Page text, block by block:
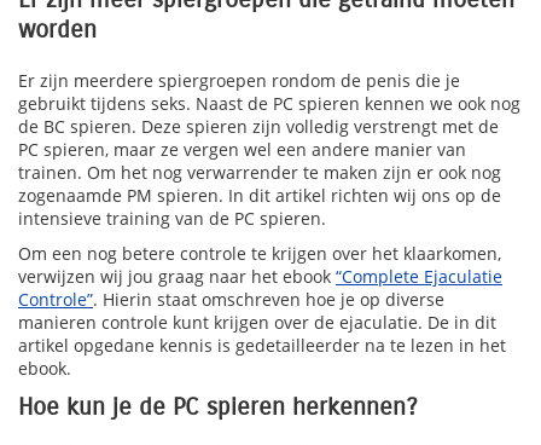
worden
Er zijn meerdere spiergroepen rondom de penis die je
gebruikt tijdens seks. Naast de PC spieren kennen we ook nog
de BC spieren. Deze spieren zijn volledig verstrengt met de
PC spieren, maar ze vergen wel een andere manier van
trainen. Om het nog verwarrender te maken zijn er ook nog
zogenaamde PM spieren. In dit artikel richten wij ons op de
intensieve training van de PC spieren.
Om een nog betere controle te krijgen over het klaarkomen,
verwijzen wij jou graag naar het ebook “Complete Ejaculatie
Controle”. Hierin staat omschreven hoe je op diverse
manieren controle kunt krijgen over de ejaculatie. De in dit
artikel opgedane kennis is gedetailleerder na te lezen in het
ebook.
Hoe kun je de PC spieren herkennen?